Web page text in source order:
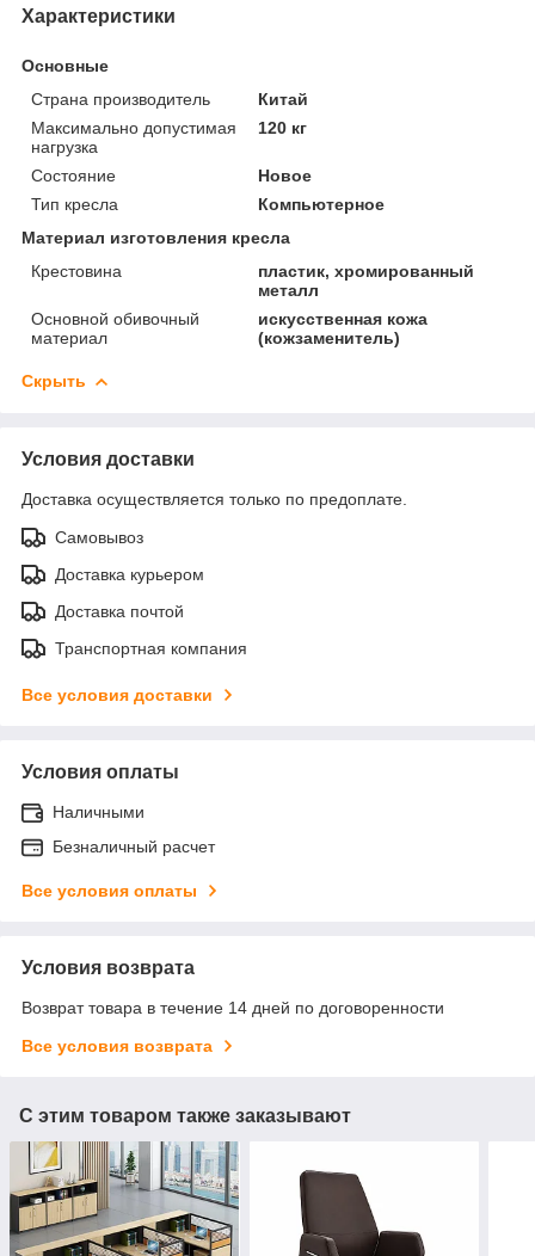
Характеристики
Основные
Страна производитель
Китай
Максимально допустимая
нагрузка
120 кг
Состояние
Новое
Тип кресла
Компьютерное
Материал изготовления кресла
Крестовина
пластик, хромированный
металл
Основной обивочный
материал
искусственная кожа
(кожзаменитель)
Скрыть
Условия доставки
Доставка осуществляется только по предоплате.
Самовывоз
Доставка курьером
Доставка почтой
Транспортная компания
Все условия доставки
Условия оплаты
Наличными
Безналичный расчет
Все условия оплаты
Условия возврата
Возврат товара в течение 14 дней по договоренности
Все условия возврата
С этим товаром также заказывают